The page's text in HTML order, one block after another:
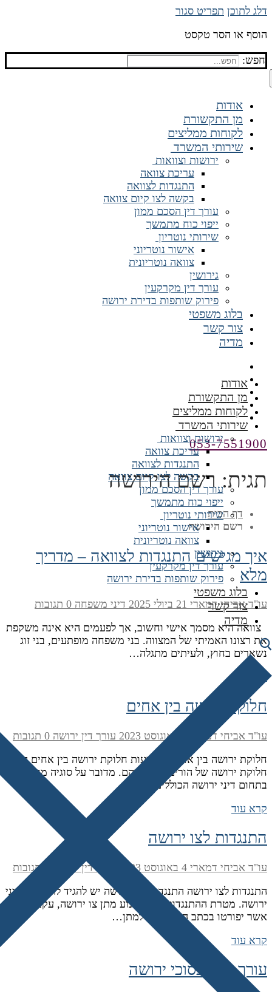
דלג לתוכן תפריט סגור
אודות
מן התקשורת
לקוחות ממליצים
שירותי המשרד
ירושות וצוואות
עריכת צוואה
התנגדות לצוואה
בקשה לצו קיום צוואה
עורך דין הסכם ממון
ייפוי כוח מתמשך
שירותי נוטריון
אישור נוטריוני
צוואה נוטריונית
גירושין
עורך דין מקרקעין
פירוק שותפות בדירת ירושה
בלוג משפטי
צור קשר
מדיה
הוסף או הסר טקסט
חפש:
אודות
מן התקשורת
לקוחות ממליצים
שירותי המשרד
ירושות וצוואות
עריכת צוואה
התנגדות לצוואה
בקשה לצו קיום צוואה
עורך דין הסכם ממון
ייפוי כוח מתמשך
שירותי נוטריון
אישור נוטריוני
צוואה נוטריונית
גירושין
עורך דין מקרקעין
פירוק שותפות בדירת ירושה
בלוג משפטי
צור קשר
מדיה
053-7551900
תגית:רשם הירושה
דף הבית
רשם הירושה
איך מגישים התנגדות לצוואה – מדריך
מלא
עו"ד אביחי דמארי 21 ביולי 2025 דיני משפחה
צוואה היא מסמך אישי וחשוב, אך לפעמים היא אינה משקפת
את רצונו האמיתי של המצווה. בני משפחה מופתעים, בני זוג
נשארים בחוץ, ולעיתים מתגלה…
קרא עוד
חלוקת ירושה בין אחים
עו"ד אביחי דמארי עורך דין ירושה
חלוקת ירושה בין אחים משמעות חלוקת ירושה בין אחים הנה
חלוקת ירושה של הורים בין ילדיהם. מדובר על סוגיה מורכבת
בתחום דיני ירושה הכוללים דינים,…
קרא עוד
התנגדות לצו ירושה
עו"ד אביחי דמארי 4 באוגוסט 2023 עורך דין ירושה
התנגדות לצו ירושה התנגדות לצו ירושה יש להגיד לרשם לענייני
ירושה. מטרת ההתנגדות היא למנוע מתן צו ירושה, עקב סיבות
אשר יפורטו בכתב ההתנגדות למתן…
קרא עוד
עורך דין סכסוכי ירושה